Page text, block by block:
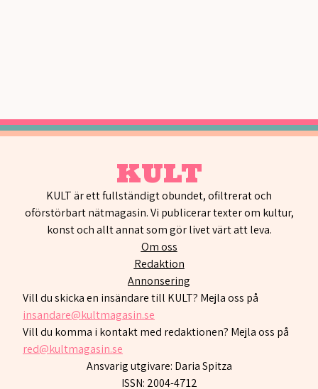
KULT
KULT är ett fullständigt obundet, ofiltrerat och
oförstörbart nätmagasin. Vi publicerar texter om kultur,
konst och allt annat som gör livet värt att leva.
Om oss
Redaktion
Annonsering
Vill du skicka en insändare till KULT? Mejla oss på
insandare@kultmagasin.se
Vill du komma i kontakt med redaktionen? Mejla oss på
red@kultmagasin.se
Ansvarig utgivare: Daria Spitza
ISSN: 2004-4712